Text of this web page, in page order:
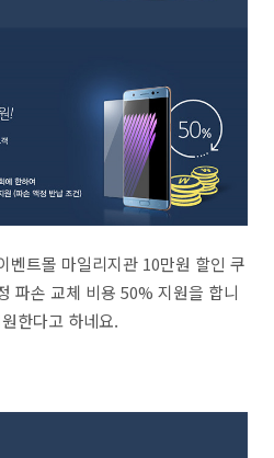
벤트몰 마일리지관 10만원 할인 쿠
파손 교체 비용 50% 지원을 합니
한다고 하네요.